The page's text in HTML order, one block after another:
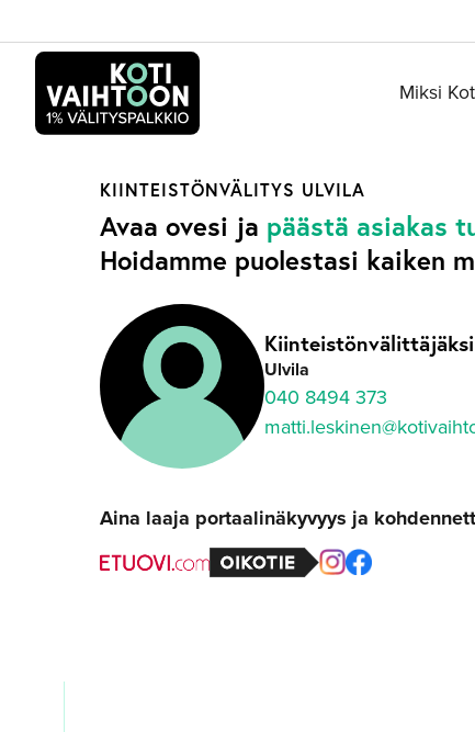
sisältöön
Miksi
KIINTEISTÖNVÄLITYS ULVILA
Avaa ovesi ja päästä asiakas
Hoidamme puolestasi kaiken
Ulvila
040 8494 373
Aina laaja portaalinäkyvyys ja